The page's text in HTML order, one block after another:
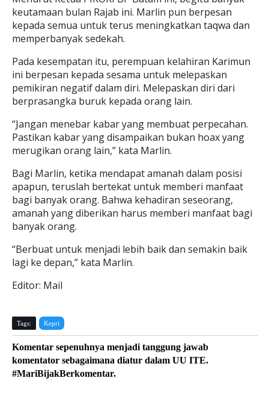
keutamaan bulan Rajab ini. Marlin pun berpesan
kepada semua untuk terus meningkatkan taqwa dan
memperbanyak sedekah.
Pada kesempatan itu, perempuan kelahiran Karimun
ini berpesan kepada sesama untuk melepaskan
pemikiran negatif dalam diri. Melepaskan diri dari
berprasangka buruk kepada orang lain.
“Jangan menebar kabar yang membuat perpecahan.
Pastikan kabar yang disampaikan bukan hoax yang
merugikan orang lain,” kata Marlin.
Bagi Marlin, ketika mendapat amanah dalam posisi
apapun, teruslah bertekat untuk memberi manfaat
bagi banyak orang. Bahwa kehadiran seseorang,
amanah yang diberikan harus memberi manfaat bagi
banyak orang.
“Berbuat untuk menjadi lebih baik dan semakin baik
lagi ke depan,” kata Marlin.
Editor: Mail
Tags: Kepri
Komentar sepenuhnya menjadi tanggung jawab
komentator sebagaimana diatur dalam UU ITE.
#MariBijakBerkomentar.